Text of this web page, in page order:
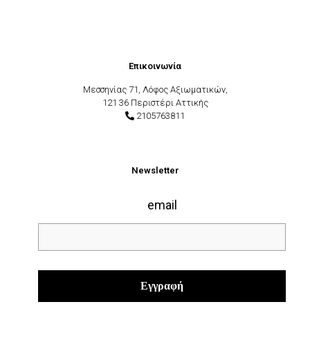
Επικοινωνία
Μεσσηνίας 71, Λόφος Αξιωματικών,
121 36 Περιστέρι Αττικής
2105763811
Newsletter
email